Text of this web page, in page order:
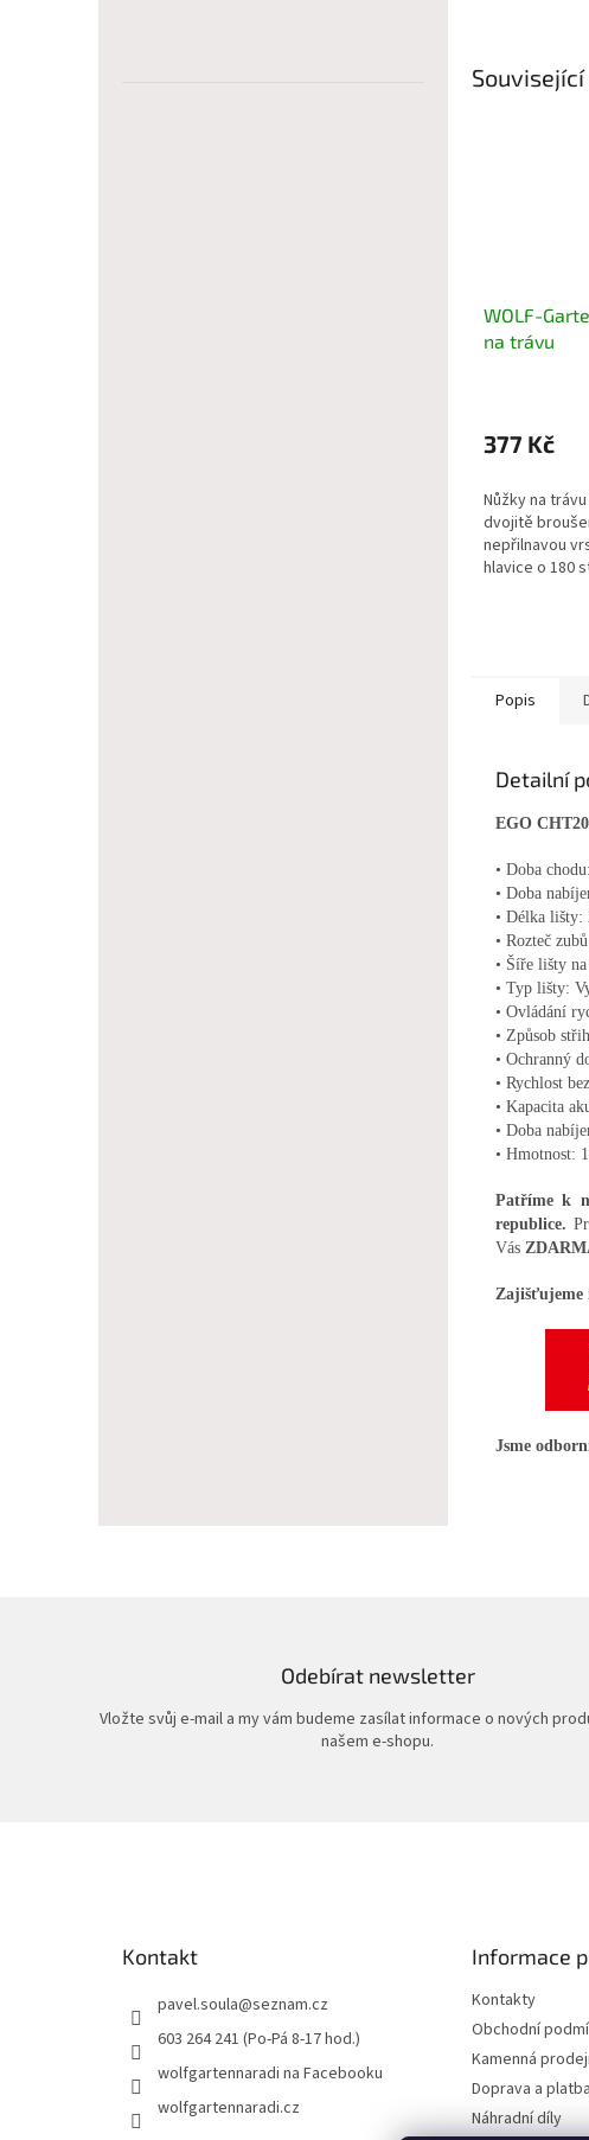
WOLF-
na trávu
377 Kč
Nůžky na
dvojitě
nepřilnavou
hlavice o 180
Popis
Detailní
EGO
• Doba
• Doba
• Délka lišty:
• Rozteč
• Šíře lišty
• Typ lišty:
• Ovládání
• Způsob
• Ochranný
• Rychlost
• Kapacita
• Doba
• Hmotnost:
Patříme k
republice.
Vás
Zajišťujeme
Jsme
Odebírat newsletter
Vložte svůj e-mail a my vám budeme zasílat informace o nových
našem e-shopu.
Kontakt
pavel.soula@seznam.cz
603 264 241 (Po-Pá 8-17 hod.)
wolfgartennaradi na Facebooku
wolfgartennaradi.cz
Informace
Kontakty
Obchodní
Kamenná
Doprava a platba
Náhradní díly